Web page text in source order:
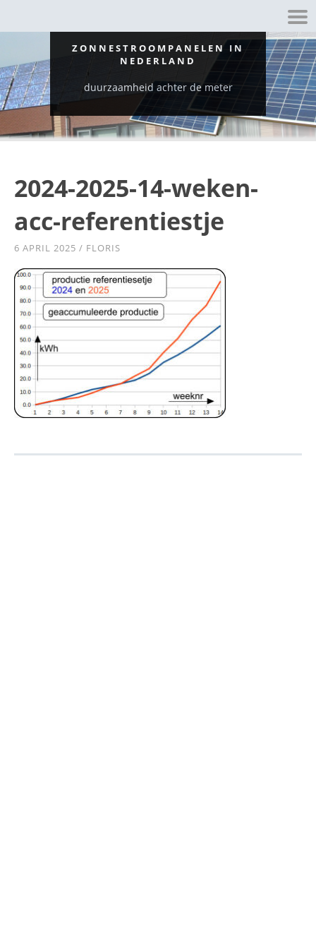
ZONNESTROOMPANELEN IN
NEDERLAND
duurzaamheid achter de meter
2024-2025-14-weken-
acc-referentiestje
6 APRIL 2025 / FLORIS